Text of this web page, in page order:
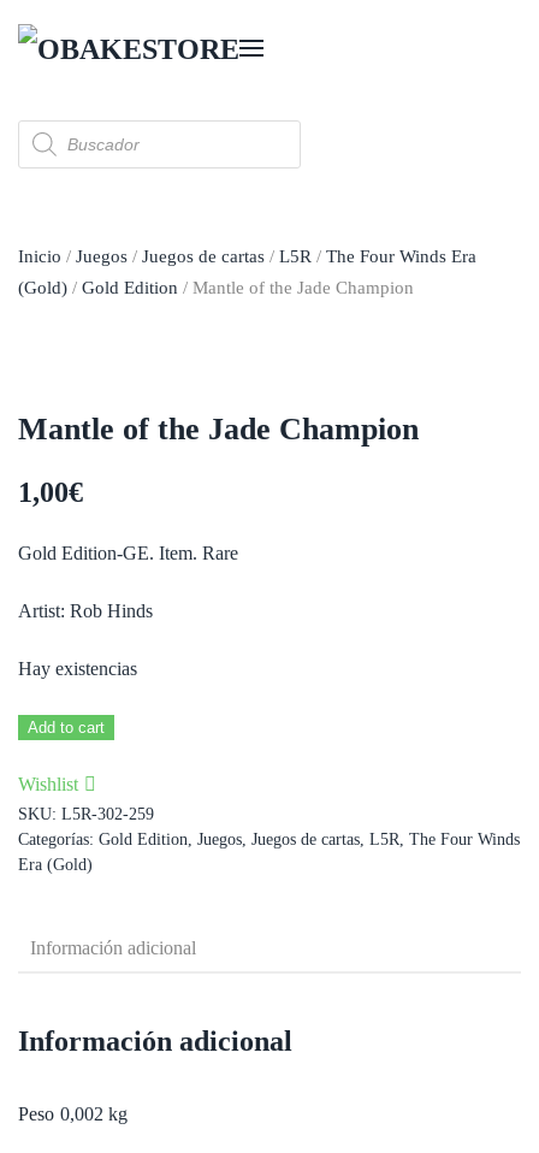
Búsqueda
de
productos
Inicio / Juegos / Juegos de cartas / L5R / The Four Winds Era
(Gold) / Gold Edition / Mantle of the Jade Champion
Mantle of the Jade Champion
1,00€
Gold Edition-GE. Item. Rare
Artist: Rob Hinds
Hay existencias
Mantle
the
Jade
Champion
Add to cart
Wishlist
SKU: L5R-302-259
Categorías: Gold Edition, Juegos, Juegos de cartas, L5R, The Four Winds
Era (Gold)
Información adicional
Información adicional
Peso 0,002 kg